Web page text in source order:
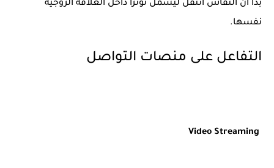
بدا أن النقاش انتقل ليشمل توترًا داخل العلاقة الزوجية
نفسها.
التفاعل على منصات التواصل